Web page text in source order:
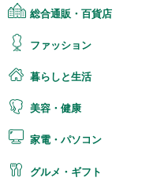
総合通販・百貨店
ファッション
暮らしと生活
美容・健康
家電・パソコン
グルメ・ギフト